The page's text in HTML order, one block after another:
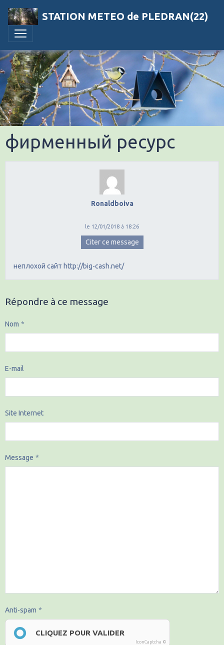
STATION METEO de PLEDRAN(22)
фирменный ресурс
Ronaldboiva
le 12/01/2018 à 18:26
Citer ce message
неплохой сайт http://big-cash.net/
Répondre à ce message
Nom
E-mail
Site Internet
Message
Anti-spam
CLIQUEZ POUR VALIDER
IconCaptcha ©